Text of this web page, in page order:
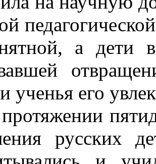
а дети
ученья его
русских